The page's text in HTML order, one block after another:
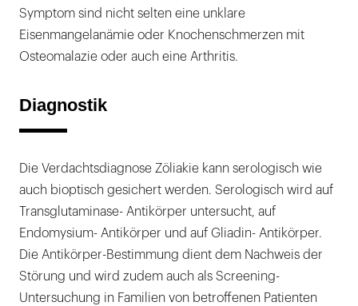
Symptom sind nicht selten eine unklare
Eisenmangelanämie oder Knochenschmerzen mit
Osteomalazie oder auch eine Arthritis.
Diagnostik
Die Verdachtsdiagnose Zöliakie kann serologisch wie
auch bioptisch gesichert werden. Serologisch wird auf
Transglutaminase- Antikörper untersucht, auf
Endomysium- Antikörper und auf Gliadin- Antikörper.
Die Antikörper-Bestimmung dient dem Nachweis der
Störung und wird zudem auch als Screening-
Untersuchung in Familien von betroffenen Patienten